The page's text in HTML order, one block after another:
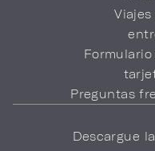
Preguntas
Descargue